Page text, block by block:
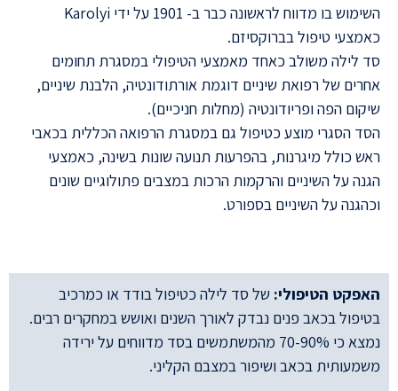
השימוש בו מדווח לראשונה כבר ב- 1901 על ידי Karolyi
כאמצעי טיפול בברוקסיזם.
סד לילה משולב כאחד מאמצעי הטיפולי במסגרת תחומים
אחרים של רפואת שיניים דוגמת אורתודונטיה, הלבנת שיניים,
שיקום הפה ופריודונטיה (מחלות חניכיים).
הסד הסגרי מוצע כטיפול גם במסגרת הרפואה הכללית בכאבי
ראש כולל מיגרנות, בהפרעות תנועה שונות בשינה, כאמצעי
הגנה על השיניים והרקמות הרכות במצבים פתולוגיים שונים
וכהגנה על השיניים בספורט.
האפקט הטיפולי: של סד לילה כטיפול בודד או כמרכיב
בטיפול בכאב פנים נבדק לאורך השנים ואושש במחקרים רבים.
נמצא כי 70-90% מהמשתמשים בסד מדווחים על ירידה
משמעותית בכאב ושיפור במצבם הקליני.